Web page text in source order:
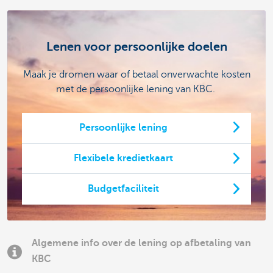
Lenen voor persoonlijke doelen
Maak je dromen waar of betaal onverwachte kosten
met de persoonlijke lening van KBC.
Persoonlijke lening
Flexibele kredietkaart
Budgetfaciliteit
Algemene info over de lening op afbetaling van
KBC